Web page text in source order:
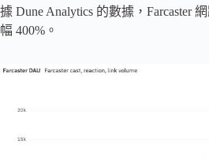
據 Dune Analytics 的數據，Farcaster
幅 400%。